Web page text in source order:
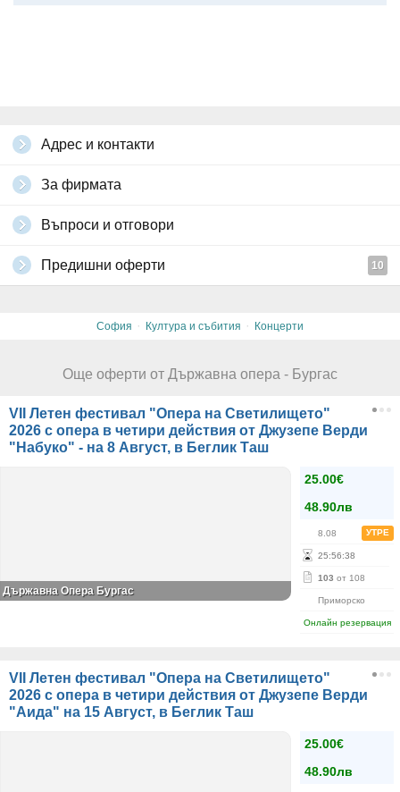
Адрес и контакти
За фирмата
Въпроси и отговори
Предишни оферти 10
София · Култура и събития · Концерти
Още оферти от Държавна опера - Бургас
VII Летен фестивал "Опера на Светилището"
2026 с опера в четири действия от Джузепе Верди
"Набуко" - на 8 Август, в Беглик Таш
25.00€
48.90лв
8.08 УТРЕ
25:56:38
103 от 108
Приморско
Онлайн резервация
Държавна Опера Бургас
VII Летен фестивал "Опера на Светилището"
2026 с опера в четири действия от Джузепе Верди
"Аида" на 15 Август, в Беглик Таш
25.00€
48.90лв